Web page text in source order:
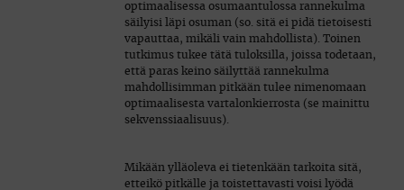
optimaalisessa osumaantulossa rannekulma
säilyisi läpi osuman (so. sitä ei pidä tietoisesti
vapauttaa, mikäli vain mahdollista). Toinen
tutkimus tukee tätä tuloksilla, joissa todetaan,
että paras keino säilyttää rannekulma
mahdollisimman pitkään tulee nimenomaan
optimaalisesta vartalonkierrosta (se mainittu
sekvenssiaalisuus).
Mikään ylläoleva ei tietenkään tarkoita sitä,
etteikö pitkälle ja toistettavasti voisi lyödä